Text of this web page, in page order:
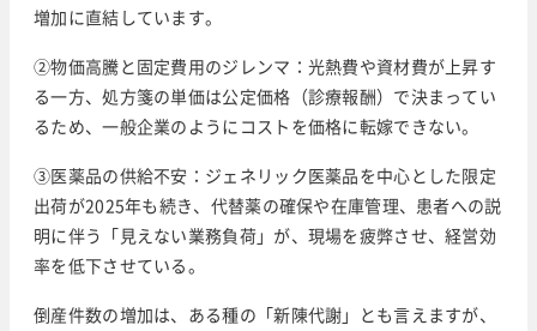
増加に直結しています。
②物価高騰と固定費用のジレンマ：光熱費や資材費が上昇す
る一方、処方箋の単価は公定価格（診療報酬）で決まってい
るため、一般企業のようにコストを価格に転嫁できない。
③医薬品の供給不安：ジェネリック医薬品を中心とした限定
出荷が2025年も続き、代替薬の確保や在庫管理、患者への説
明に伴う「見えない業務負荷」が、現場を疲弊させ、経営効
率を低下させている。
倒産件数の増加は、ある種の「新陳代謝」とも言えますが、